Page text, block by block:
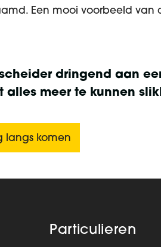
Een mooi voorbeeld van
dringend aan
alles meer te kunnen
langs komen
Particulieren